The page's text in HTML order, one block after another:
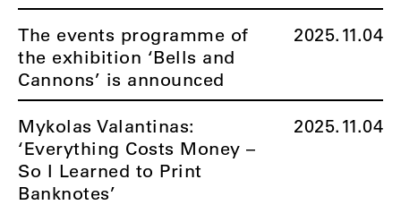
The events programme of
the exhibition ‘Bells and
Cannons’ is announced
2025.11.04
Mykolas Valantinas:
‘Everything Costs Money –
So I Learned to Print
Banknotes’
2025.11.04